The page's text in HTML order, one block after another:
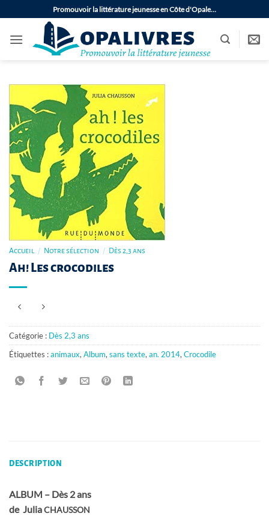
au
contenu
Promouvoir la littérature jeunesse en Côte d'Opale…
Accueil / Notre sélection / Dès 2,3 ans
Ah! Les crocodiles
Catégorie : Dès 2,3 ans
Étiquettes :animaux,Album,sans texte,an. 2014,Crocodile
DESCRIPTION
ALBUM – Dès 2 ans
de JuliaCHAUSSON